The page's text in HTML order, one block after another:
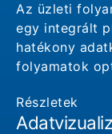
Az üzleti
egy integrált
hatékony
folyamatok
Részletek